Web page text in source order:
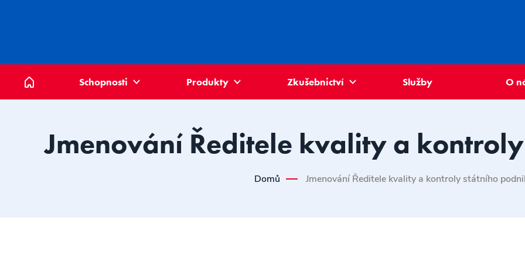
Schopnosti
Produkty Zkušebnictví Služby O
Jmenování Ředitele kvality a
Domů Jmenování Ředitele kvality a kontroly státního